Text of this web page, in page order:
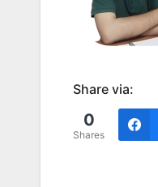
Share via:
0
Shares